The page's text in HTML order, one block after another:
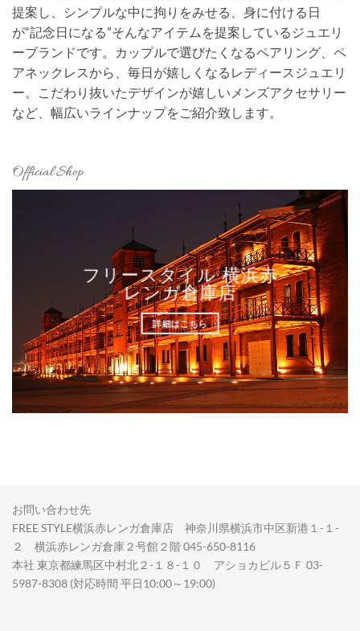
提案し、シンプルな中に拘りをみせる、身に付ける日
が“記念日になる”そんなアイテムを提案しているジュエリ
ーブランドです。カップルで選びたくなるペアリング、ペ
アネックレスから、毎日が嬉しくなるレディースジュエリ
ー。こだわり抜いたデザインが嬉しいメンズアクセサリー
など、幅広いラインナップをご紹介致します。
Official Shop
フリースタイル 横浜赤
レンガ倉庫店
詳細はこちら
お問い合わせ先
FREE STYLE横浜赤レンガ倉庫店 神奈川県横浜市中区新港１-１-
２ 横浜赤レンガ倉庫２号館２階 045-650-8116
本社 東京都練馬区中村北２-１８-１０ アショカビル５Ｆ 03-
5987-8308 (対応時間 平日10:00～19:00)